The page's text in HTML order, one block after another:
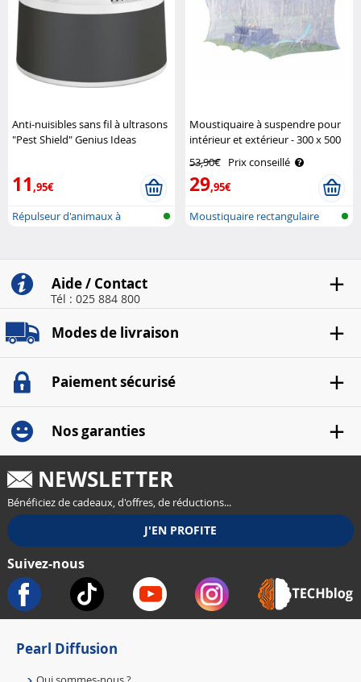
Anti-nuisibles sans fil à ultrasons
"Pest Shield" Genius Ideas
11 ,95€
Répulseur d'animaux à
Moustiquaire à suspendre pour
intérieur et extérieur - 300 x 500
53,90€ Prix conseillé
29,95€
Moustiquaire rectangulaire
Aide / Contact
Tél : 025 884 800
Modes de livraison
Paiement sécurisé
Nos garanties
NEWSLETTER
Bénéficiez de cadeaux, d'offres, de réductions...
Suivez-nous
Pearl Diffusion